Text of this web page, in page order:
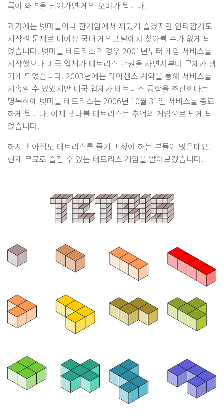
록이 화면을 넘어가면 게임 오버가 됩니다.
과거에는 넷마블이나 한게임에서 재밌게 즐겼지만 안타깝게도
저작권 문제로 더이상 국내 게임포털에서 찾아볼 수가 없게 되
었습니다. 넷마블 테트리스의 경우 2001년부터 게임 서비스를
시작했으나 미국 업체가 테트리스 판권을 사면서부터 문제가 생
기게 되었습니다. 2003년에는 라이센스 계약을 통해 서비스를
지속할 수 있었지만 미국 업체가 테트리스 통합을 추진한다는
명목하에 넷마블 테트리스는 2006년 10월 31일 서비스를 종료
하게 됩니다. 이제 넷마블 테트리스는 추억의 게임으로 남게 되
었습니다.
하지만 아직도 테트리스를 즐기고 싶어 하는 분들이 많은데요.
현재 무료로 즐길 수 있는 테트리스 게임을 알아보겠습니다.